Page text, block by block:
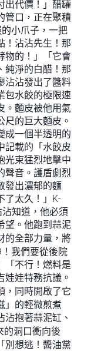
出代價！」醋罐
管口，正在聚積
小爪子，一把
！沾沾先生！那
物的！」「它會
純淨的白醋！那
沾沾發出了醬料
包水餃的極限速
。麵皮被他用氣
的巨大麵皮。
成一個半透明的
記載的「水餃皮
光束猛烈地擊中
聲音。護盾劇烈
發出濃郁的麵
了太久！」K-
知道，他必須
望。他跑到蒜泥
的全部力量，將
我們要從後院
「不行！燃料是
娃特務抗議。
，同時開啟了它
」的輕微煎煮
抱著蒜泥缸、
的洞口衝向後
別想逃！醬油黨